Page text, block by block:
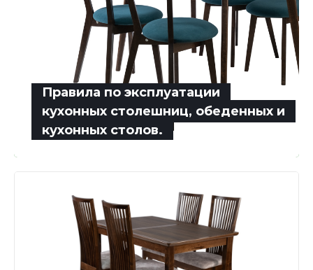
Правила по эксплуатации
кухонных столешниц, обеденных и
кухонных столов.